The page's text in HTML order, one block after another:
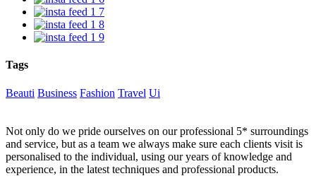
Tags
Beauti Business Fashion Travel Ui
Not only do we pride ourselves on our professional 5* surroundings
and service, but as a team we always make sure each clients visit is
personalised to the individual, using our years of knowledge and
experience, in the latest techniques and professional products.